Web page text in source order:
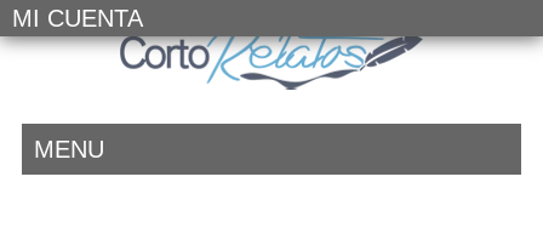
MI CUENTA
MENU